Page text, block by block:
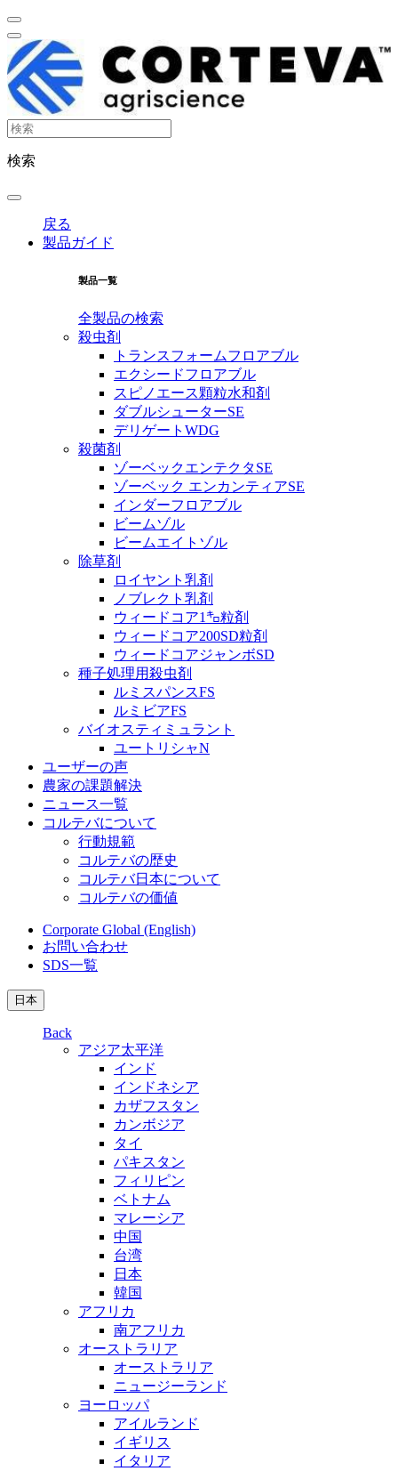
検索
戻る
製品ガイド
製品一覧
全製品の検索
殺虫剤
トランスフォームフロアブル
エクシードフロアブル
スピノエース顆粒水和剤
ダブルシューターSE
デリゲートWDG
殺菌剤
ゾーベックエンテクタSE
ゾーベック エンカンティアSE
インダーフロアブル
ビームゾル
ビームエイトゾル
除草剤
ロイヤント乳剤
ノブレクト乳剤
ウィードコア1㌔粒剤
ウィードコア200SD粒剤
ウィードコアジャンボSD
種子処理用殺虫剤
ルミスパンスFS
ルミビアFS
バイオスティミュラント
ユートリシャN
ユーザーの声
農家の課題解決
ニュース一覧
コルテバについて
行動規範
コルテバの歴史
コルテバ日本について
コルテバの価値
Corporate Global (English)
お問い合わせ
SDS一覧
日本
Back
アジア太平洋
インド
インドネシア
カザフスタン
カンボジア
タイ
パキスタン
フィリピン
ベトナム
マレーシア
中国
台湾
日本
韓国
アフリカ
南アフリカ
オーストラリア
オーストラリア
ニュージーランド
ヨーロッパ
アイルランド
イギリス
イタリア